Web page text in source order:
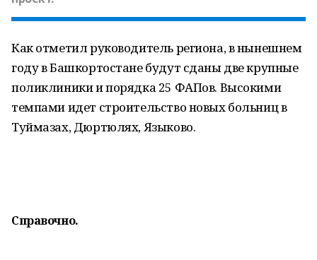
Как отметил руководитель региона, в нынешнем
году в Башкортостане будут сданы две крупные
поликлиники и порядка 25 ФАПов. Высокими
темпами идет строительство новых больниц в
Туймазах, Дюртюлях, Языково.
Справочно.